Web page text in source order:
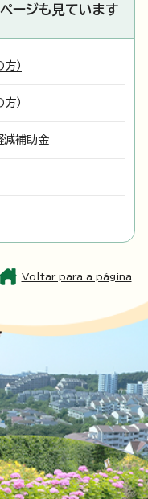
ージも見ています
）
）
減補助金
Voltar para a página